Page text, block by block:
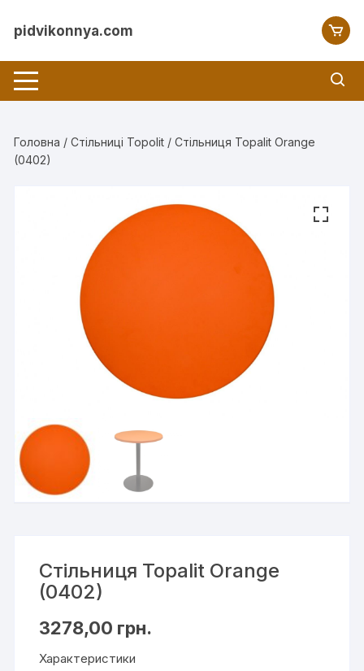
pidvikonnya.com
Головна /Стільниці Topolit / Стільниця Topalit Orange
(0402)
Стільниця Topalit Orange
(0402)
3278,00 грн.
Характеристики